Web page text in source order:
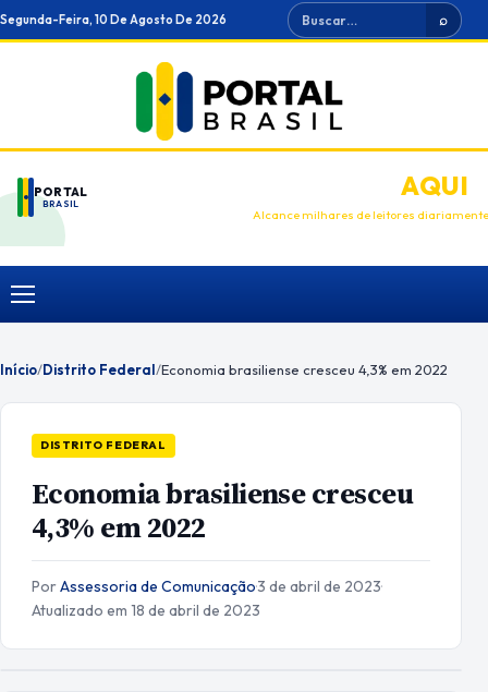
Ir
para
Segunda-Feira, 10 De Agosto De 2026 Buscar ⌕
PORTAL
BRASIL
ANUNCIEAQUI
Alcance milhares de leitores diariamente
Menu
Início/Distrito Federal/Economia brasiliense cresceu 4,3% em 2022
DISTRITO FEDERAL
Economia brasiliense cresceu
4,3% em 2022
PorAssessoria de Comunicação·3 de abril de 2023·
Atualizado em 18 de abril de 2023